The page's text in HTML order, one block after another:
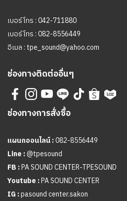
เบอร์โทร :042-711880
เบอร์โทร :082-8556449
อีเมล : tpe_sound@yahoo.com
ช่องทางติดต่ออื่นๆ
ช่องทางการสั่งซื้อ
แผนกออนไลน์ :082-8556449
Line :@tpesound
FB :PA SOUND CENTER-TPESOUND
Youtube :PA SOUND CENTER
IG :pasound center.sakon